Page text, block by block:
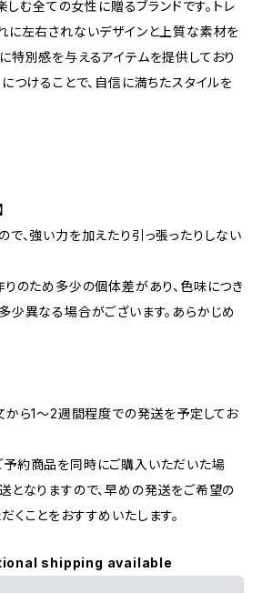
しむ全ての女性に贈るブランドです。トレ
に左右されないデザインと上質な素材を
特別感を与えるアイテムを提供しており
につけることで、自信に満ちたスタイルを
で、強い力を加えたり引っ張ったりしない
りのため多少の個体差があり、色味につき
少異なる場合がございます。あらかじめ
から1〜2週間程度での発送を予定してお
約商品を同時にご購入いただいた場
となりますので、早めの発送をご希望の
くことをおすすめいたします。
shipping available